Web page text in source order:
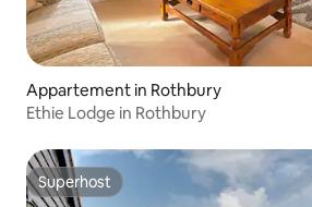
Appartement in Rothbury
Ethie Lodge in Rothbury
Superhost
Superhost